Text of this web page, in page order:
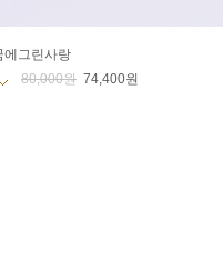
에그린사랑
80,000원 74,400원